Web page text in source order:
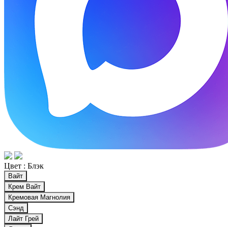
Цвет : Блэк
Вайт
Крем Вайт
Кремовая Магнолия
Сэнд
Лайт Грей